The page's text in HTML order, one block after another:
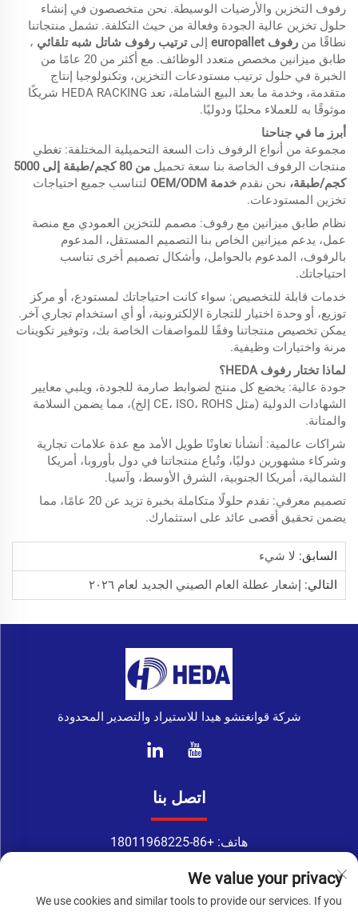
رفوف التخزين والأرضيات الوسيطة. نحن متخصصون في إنشاء
حلول تخزين عالية الجودة وفعالة من حيث التكلفة. تشمل منتجاتنا
نطاقًا من رفوف europallet إلىترتيب رفوف شاتل شبه تلقائي ،
طابق ميزانين مخصص متعدد الوظائف. مع أكثر من 20 عامًا من
الخبرة في حلول ترتيب مستودعات التخزين، وتكنولوجيا إنتاج
متقدمة، وخدمة ما بعد البيع الشاملة، تعد HEDA RACKING شريكًا
موثوقًا به للعملاء محليًا ودوليًا.
أبرز ما في جناحنا
مجموعة من أنواع الرفوف ذات السعة التحميلية المختلفة: تغطي
منتجات الرفوف الخاصة بنا سعة تحميل
من 80 كجم/طبقة إلى 5000
كجم/طبقة، نحن نقدم خدمة OEM/ODM
لتناسب جميع احتياجات
تخزين المستودعات.
نظام طابق ميزانين مع رفوف: مصمم للتخزين العمودي مع منصة
عمل، يدعم ميزانين الخاص بنا التصميم المستقل، المدعوم
بالرفوف، المدعوم بالحوامل، وأشكال تصميم أخرى تناسب
احتياجاتك.
خدمات قابلة للتخصيص: سواء كانت احتياجاتك لمستودع، أو مركز
توزيع، أو وحدة اختيار للتجارة الإلكترونية، أو أي استخدام تجاري آخر.
يمكن تخصيص منتجاتنا وفقًا للمواصفات الخاصة بك، وتوفير تكوينات
مرنة واختيارات وظيفية.
لماذا تختار رفوف HEDA؟
جودة عالية: يخضع كل منتج لضوابط صارمة للجودة، ويلبي معايير
الشهادات الدولية (مثل CE، ISO، ROHS إلخ)، مما يضمن السلامة
والمتانة.
شراكات عالمية: أنشأنا تعاونًا طويل الأمد مع عدة علامات تجارية
وشركاء مشهورين دوليًا، وتُباع منتجاتنا في دول بأوروبا، أمريكا
الشمالية، أمريكا الجنوبية، الشرق الأوسط، وآسيا.
تصميم معرفي: نقدم حلولًا متكاملة بخبرة تزيد عن 20 عامًا، مما
يضمن تحقيق أقصى عائد على استثمارك.
السابق: لا شيء
التالي: إشعار عطلة العام الصيني الجديد لعام ٢٠٢٦
شركة قوانغتشو هيدا للاستيراد والتصدير المحدودة
اتصل بنا
هاتف: +86-18011968225
البريد الإلكتروني:
We value your privacy
We use cookies and similar tools to provide our services. If you